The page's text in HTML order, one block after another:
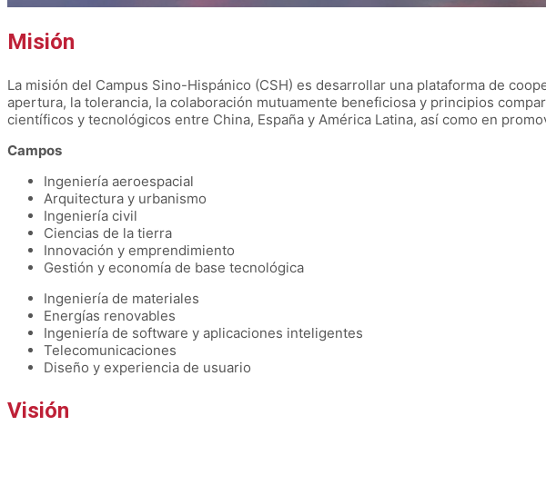
Misión
La misión del Campus Sino-Hispánico (CSH) es desarrollar una plataforma de
apertura, la tolerancia, la colaboración mutuamente beneficiosa y principios
científicos y tecnológicos entre China, España y América Latina, así como en
Campos
Ingeniería aeroespacial
Arquitectura y urbanismo
Ingeniería civil
Ciencias de la tierra
Innovación y emprendimiento
Gestión y economía de base tecnológica
Ingeniería de materiales
Energías renovables
Ingeniería de software y aplicaciones inteligentes
Telecomunicaciones
Diseño y experiencia de usuario
Visión